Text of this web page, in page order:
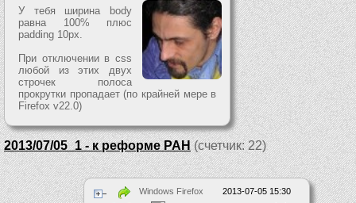
У тебя ширина body
равна 100% плюс
padding 10px.
При отключении в css
любой из этих двух
строчек полоса
прокрутки пропадает (по крайней мере в
Firefox v22.0)
2013/07/05_1 - к реформе РАН(счетчик: 22)
2013-07-05 15:30
Windows Firefox